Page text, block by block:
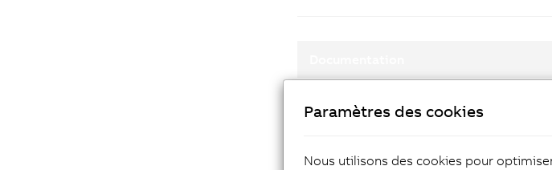
ADI driver User's Manual
Data sheet X20CM4800X
Paramètres des cookies
Nous utilisons des cookies pour